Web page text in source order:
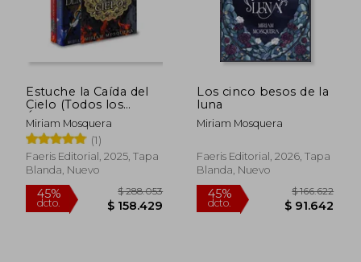
45%
dcto.
$ 146.550 45%
dcto.
Estuche la Caída del
Cielo (Todos los
Ángeles del Infierno +
Todos los Demonios
del Cielo)
Miriam Mosquera
(1)
Faeris Editorial, 2025, Tapa
Blanda, Nuevo
Los cinco besos de la
luna
Miriam Mosquera
Faeris Editorial, 2026, Tapa
Blanda, Nuevo